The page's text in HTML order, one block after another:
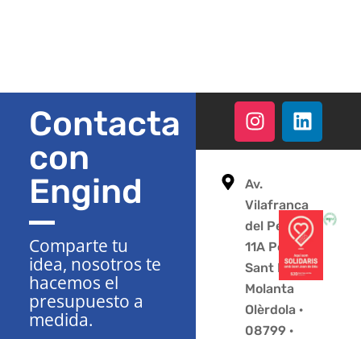
Contacta
con
Engind
Comparte tu
idea, nosotros te
hacemos el
presupuesto a
medida.
Av.
Vilafranca
del Penedès
11A Polígono
Sant Pere
Molanta
Olèrdola ·
08799 ·